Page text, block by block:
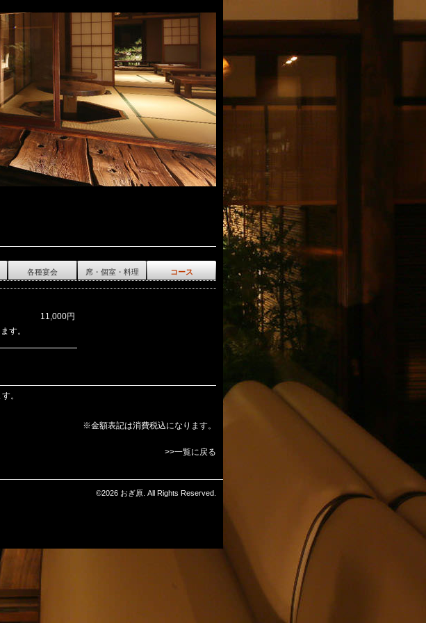
各種宴会 席・個室・料理 コース
11,000円
す。
。
※金額表記は消費税込になります。
>>一覧に戻る
©2026 おぎ原. All Rights Reserved.